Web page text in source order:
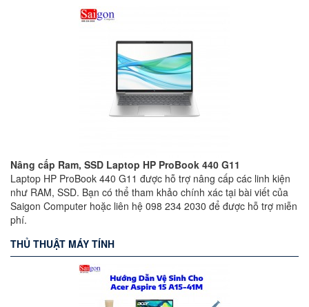
Nâng cấp Ram, SSD Laptop HP ProBook 440 G11
Laptop HP ProBook 440 G11 được hỗ trợ nâng cấp các linh kiện
như RAM, SSD. Bạn có thể tham khảo chính xác tại bài viết của
Saigon Computer hoặc liên hệ 098 234 2030 để được hỗ trợ miễn
phí.
THỦ THUẬT MÁY TÍNH